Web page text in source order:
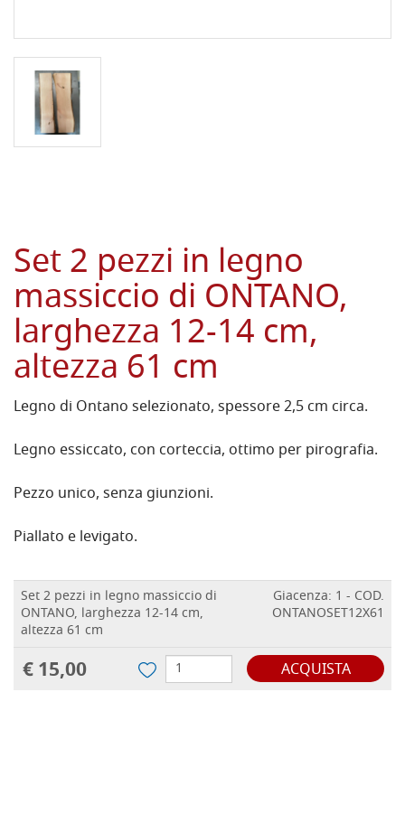
Set 2 pezzi in legno
massiccio di ONTANO,
larghezza 12-14 cm,
altezza 61 cm
Legno di Ontano selezionato, spessore 2,5 cm circa.
Legno essiccato, con corteccia, ottimo per pirografia.
Pezzo unico, senza giunzioni.
Piallato e levigato.
Set 2 pezzi in legno massiccio di
ONTANO, larghezza 12-14 cm,
altezza 61 cm
Giacenza: 1 - COD.
ONTANOSET12X61
€ 15,00 ACQUISTA